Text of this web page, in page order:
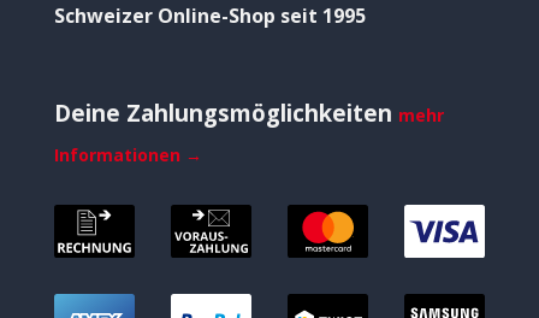
Schweizer Online-Shop seit 1995
Deine Zahlungsmöglichkeiten mehr
Informationen →